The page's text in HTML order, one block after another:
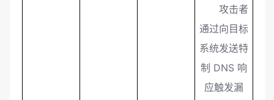
攻击者
通过向目标
系统发送特
制 DNS 响
应触发漏